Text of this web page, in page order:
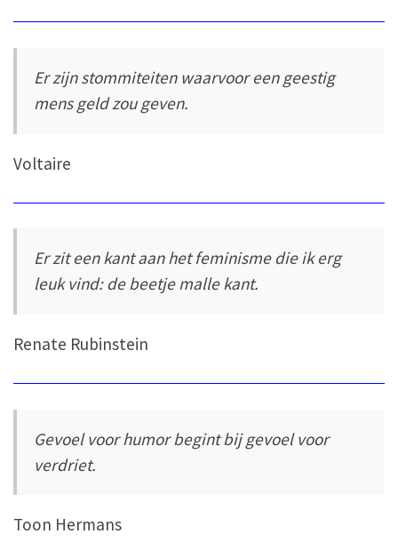
Er zijn stommiteiten waarvoor een geestig
mens geld zou geven.
Voltaire
Er zit een kant aan het feminisme die ik erg
leuk vind: de beetje malle kant.
Renate Rubinstein
Gevoel voor humor begint bij gevoel voor
verdriet.
Toon Hermans